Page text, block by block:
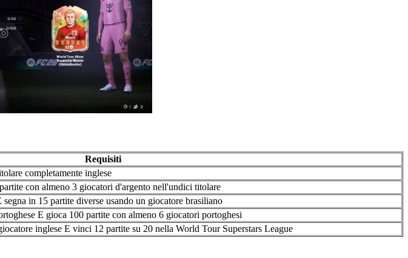
Requisiti
completamente inglese
con almeno 3 giocatori d'argento nell'undici titolare
in 15 partite diverse usando un giocatore brasiliano
E gioca 100 partite con almeno 6 giocatori portoghesi
inglese E vinci 12 partite su 20 nella World Tour Superstars League